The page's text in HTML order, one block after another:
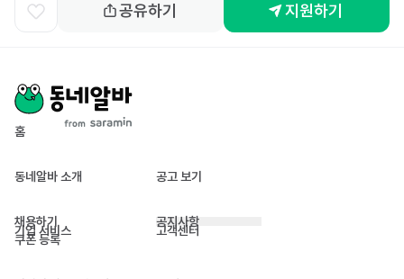
공유하기 지원하기
홈
동네알바 소개 공고 보기
채용하기
기업 서비스
쿠폰 등록
공지사항
고객센터